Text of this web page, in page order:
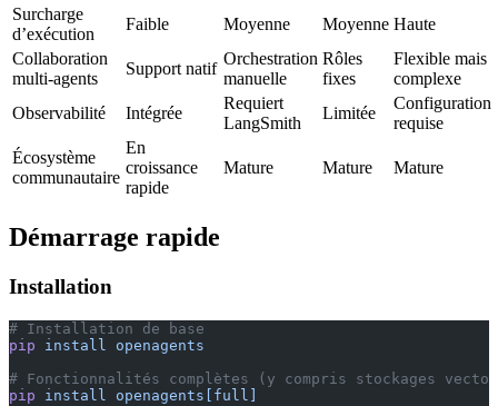
Surcharge
d’exécution
Faible Moyenne Moyenne Haute
Collaboration
multi-agents
Support natif
Orchestration
manuelle
Rôles
fixes
Flexible mais
complexe
Observabilité
Intégrée
Requiert
LangSmith
Limitée
Configuration
requise
Écosystème
communautaire
En
croissance
rapide
Mature Mature Mature
Démarrage rapide
Installation
# Installation de base
pip install openagents
# Fonctionnalités complètes (y compris stockages
pip install openagents[full]